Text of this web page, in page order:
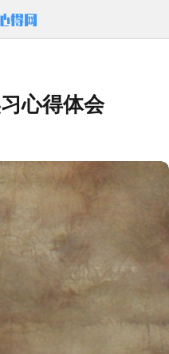
心得体会